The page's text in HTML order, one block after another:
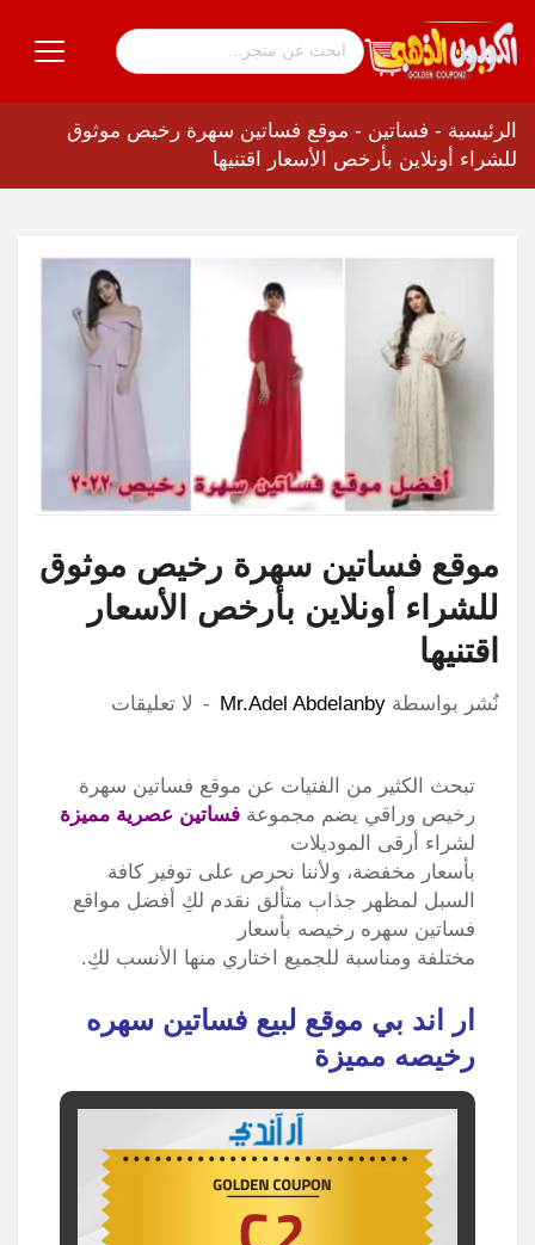
الرئيسية - فساتين - موقع فساتين سهرة رخيص موثوق
للشراء أونلاين بأرخص الأسعار اقتنيها
موقع فساتين سهرة رخيص موثوق
للشراء أونلاين بأرخص الأسعار
اقتنيها
نٌشر بواسطة Mr.Adel Abdelanby لا تعليقات
تبحث الكثير من الفتيات عن موقع فساتين سهرة
رخيص وراقي يضم مجموعة فساتين عصرية مميزة
لشراء أرقى الموديلات
بأسعار مخفضة، ولأننا نحرص على توفير كافة
السبل لمظهر جذاب متألق نقدم لكِ أفضل مواقع
فساتين سهره رخيصه بأسعار
مختلفة ومناسبة للجميع اختاري منها الأنسب لكِ.
ار اند بي موقع لبيع فساتين سهره
رخيصه مميزة